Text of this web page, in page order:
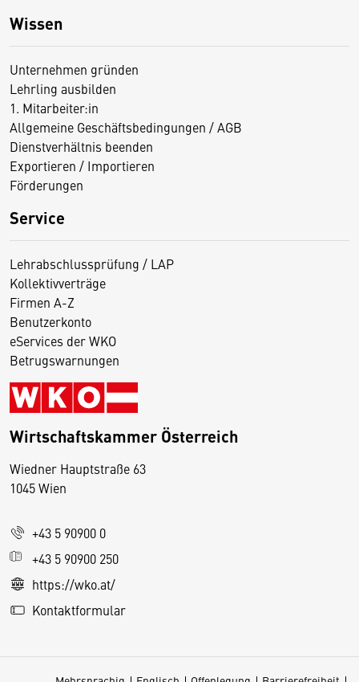
Wissen
Unternehmen gründen
Lehrling ausbilden
1. Mitarbeiter:in
Allgemeine Geschäftsbedingungen / AGB
Dienstverhältnis beenden
Exportieren / Importieren
Förderungen
Service
Lehrabschlussprüfung / LAP
Kollektivverträge
Firmen A-Z
Benutzerkonto
eServices der WKO
Betrugswarnungen
Wirtschaftskammer Österreich
Wiedner Hauptstraße 63
1045 Wien
+43 5 90900 0
+43 5 90900 250
https://wko.at/
Kontaktformular
D
s
e
S
e